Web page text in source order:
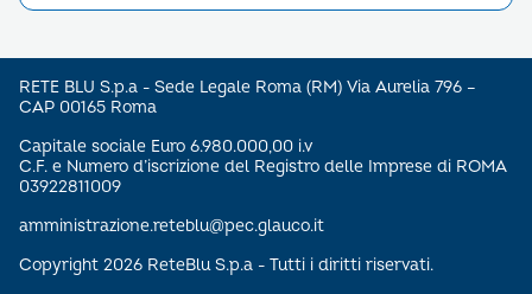
RETE BLU S.p.a - Sede Legale Roma (RM) Via Aurelia 796 –
CAP 00165 Roma
Capitale sociale Euro 6.980.000,00 i.v
C.F. e Numero d’iscrizione del Registro delle Imprese di ROMA
03922811009
amministrazione.reteblu@pec.glauco.it
Copyright 2026 ReteBlu S.p.a - Tutti i diritti riservati.